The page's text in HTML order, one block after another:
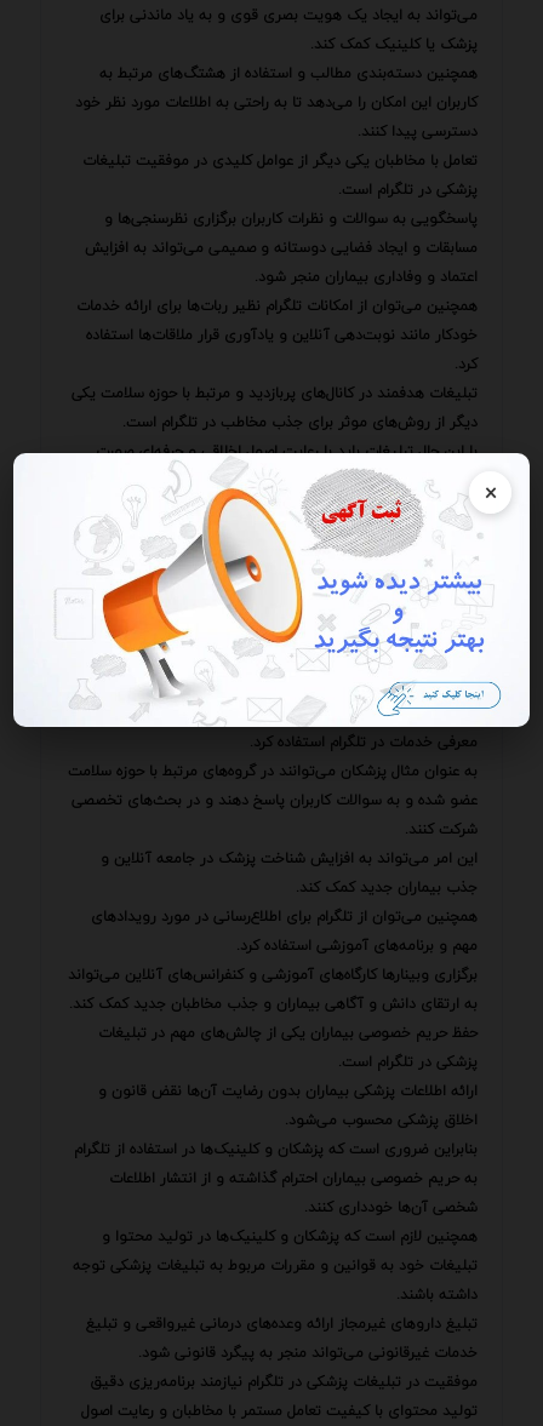
×
می‌تواند به ایجاد یک هویت بصری قوی و به یاد ماندنی برای
پزشک یا کلینیک کمک کند.
همچنین دسته‌بندی مطالب و استفاده از هشتگ‌های مرتبط به
کاربران این امکان را می‌دهد تا به راحتی به اطلاعات مورد نظر خود
دسترسی پیدا کنند.
تعامل با مخاطبان یکی دیگر از عوامل کلیدی در موفقیت تبلیغات
پزشکی در تلگرام است.
پاسخگویی به سوالات و نظرات کاربران برگزاری نظرسنجی‌ها و
مسابقات و ایجاد فضایی دوستانه و صمیمی می‌تواند به افزایش
اعتماد و وفاداری بیماران منجر شود.
همچنین می‌توان از امکانات تلگرام نظیر ربات‌ها برای ارائه خدمات
خودکار مانند نوبت‌دهی آنلاین و یادآوری قرار ملاقات‌ها استفاده
کرد.
تبلیغات هدفمند در کانال‌های پربازدید و مرتبط با حوزه سلامت یکی
دیگر از روش‌های موثر برای جذب مخاطب در تلگرام است.
با این حال تبلیغات باید با رعایت اصول اخلاقی و حرفه‌ای صورت
ارائه اطلاعات نادرست یا اغراق‌آمیز استفاده از تصاویر نامناسب و
نقض حریم خصوصی بیماران می‌تواند به اعتبار پزشک یا کلینیک
آسیب برساند.
همچنین همکاری با اینفلوئنسرهای حوزه سلامت می‌تواند به
افزایش آگاهی از برند و جذب بیماران جدید کمک کند.
اینفلوئنسرها با تولید محتوای جذاب و مرتبط می‌توانند مخاطبان
خود را با خدمات و محصولات پزشک یا کلینیک آشنا کنند.
در کنار تبلیغات مستقیم می‌توان از روش‌های غیرمستقیم نیز برای
معرفی خدمات در تلگرام استفاده کرد.
به عنوان مثال پزشکان می‌توانند در گروه‌های مرتبط با حوزه سلامت
عضو شده و به سوالات کاربران پاسخ دهند و در بحث‌های تخصصی
شرکت کنند.
این امر می‌تواند به افزایش شناخت پزشک در جامعه آنلاین و
جذب بیماران جدید کمک کند.
همچنین می‌توان از تلگرام برای اطلاع‌رسانی در مورد رویدادهای
مهم و برنامه‌های آموزشی استفاده کرد.
برگزاری وبینارها کارگاه‌های آموزشی و کنفرانس‌های آنلاین می‌تواند
به ارتقای دانش و آگاهی بیماران و جذب مخاطبان جدید کمک کند.
حفظ حریم خصوصی بیماران یکی از چالش‌های مهم در تبلیغات
پزشکی در تلگرام است.
ارائه اطلاعات پزشکی بیماران بدون رضایت آن‌ها نقض قانون و
اخلاق پزشکی محسوب می‌شود.
بنابراین ضروری است که پزشکان و کلینیک‌ها در استفاده از تلگرام
به حریم خصوصی بیماران احترام گذاشته و از انتشار اطلاعات
شخصی آن‌ها خودداری کنند.
همچنین لازم است که پزشکان و کلینیک‌ها در تولید محتوا و
تبلیغات خود به قوانین و مقررات مربوط به تبلیغات پزشکی توجه
داشته باشند.
تبلیغ داروهای غیرمجاز ارائه وعده‌های درمانی غیرواقعی و تبلیغ
خدمات غیرقانونی می‌تواند منجر به پیگرد قانونی شود.
موفقیت در تبلیغات پزشکی در تلگرام نیازمند برنامه‌ریزی دقیق
تولید محتوای با کیفیت تعامل مستمر با مخاطبان و رعایت اصول